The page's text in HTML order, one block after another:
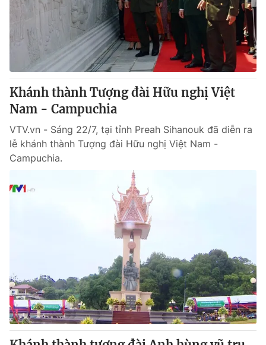
Khánh thành Tượng đài Hữu nghị Việt
Nam - Campuchia
VTV.vn - Sáng 22/7, tại tỉnh Preah Sihanouk đã diễn ra
lễ khánh thành Tượng đài Hữu nghị Việt Nam -
Campuchia.